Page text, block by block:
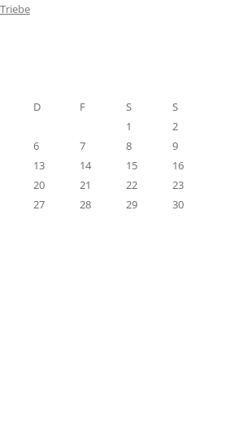
D F S
S
1
2
6 7 8
9
13 14 15
16
20 21 22
23
27 28 29
30